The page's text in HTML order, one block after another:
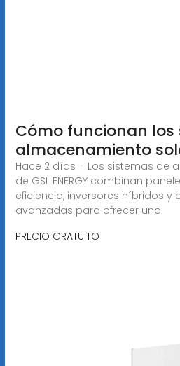
Cómo funcionan los
almacenamiento
Hace 2 días · Los sistemas de
de GSL ENERGY combinan
eficiencia, inversores híbridos y
avanzadas para ofrecer una
PRECIO GRATUITO